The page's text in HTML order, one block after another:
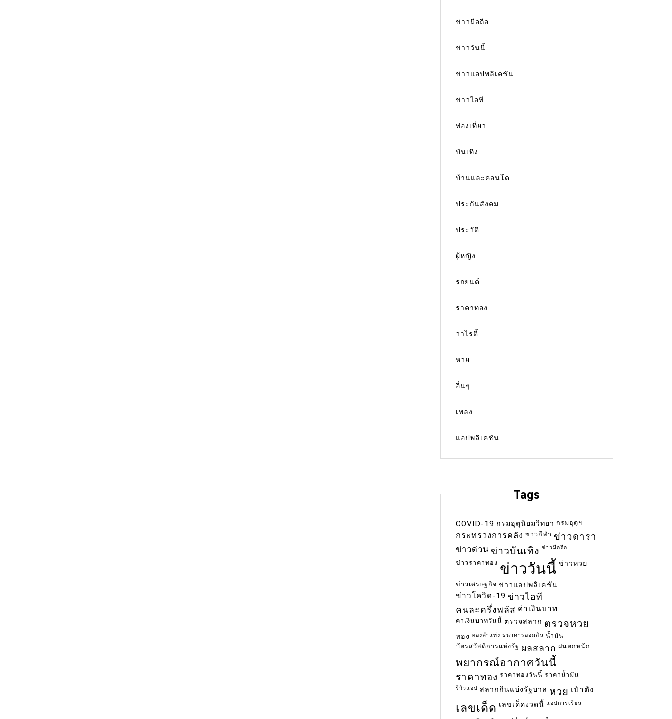
ข่าวมือถือ
ข่าววันนี้
ข่าวแอปพลิเคชัน
ข่าวไอที
ท่องเที่ยว
บันเทิง
บ้านและคอนโด
ประกันสังคม
ประวัติ
ผู้หญิง
รถยนต์
ราคาทอง
วาไรตี้
หวย
อื่นๆ
เพลง
แอปพลิเคชัน
Tags
COVID-19 กรมอุตุนิยมวิทยา กรมอุตุฯ
กระทรวงการคลัง ข่าวกีฬา ข่าวดารา
ข่าวด่วน ข่าวบันเทิง ข่าวมือถือ
ข่าวราคาทอง ข่าววันนี้ ข่าวหวย
ข่าวเศรษฐกิจ ข่าวแอปพลิเคชัน
ข่าวโควิด-19 ข่าวไอที
คนละครึ่งพลัส ค่าเงินบาท
ค่าเงินบาทวันนี้ ตรวจสลาก ตรวจหวย
ทอง ทองคำแท่ง ธนาคารออมสิน น้ำมัน
บัตรสวัสดิการแห่งรัฐ ผลสลาก ฝนตกหนัก
พยากรณ์อากาศวันนี้
ราคาทอง ราคาทองวันนี้ ราคาน้ำมัน
รีวิวแอป สลากกินแบ่งรัฐบาล หวย เป๋าตัง
เลขเด็ด เลขเด็ดงวดนี้ แอปการเรียน